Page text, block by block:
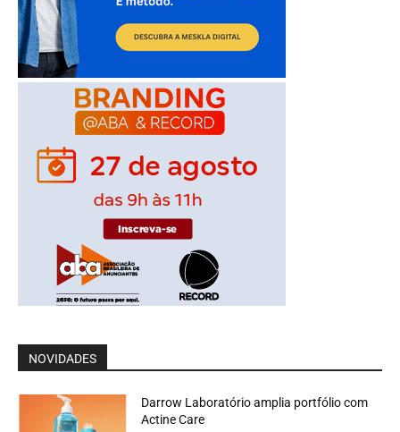
NOVIDADES
Darrow Laboratório amplia portfólio com
Actine Care